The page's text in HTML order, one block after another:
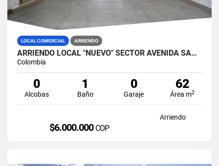
LOCAL COMERCIAL ARRIENDO
ARRIENDO LOCAL "NUEVO" SECTOR AVENIDA SANTANDER, MANIZALES
Colombia
0
Alcobas
1
Baño
0
Garaje
62
Área m2
Arriendo
$6.000.000 COP